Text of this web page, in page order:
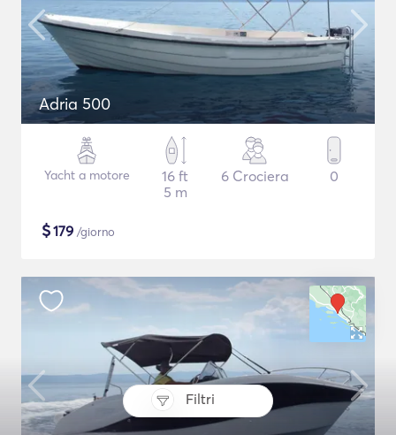
Filtri
Adria 500
Yacht a motore
16 ft
5 m
6 Crociera 0
$179 /giorno